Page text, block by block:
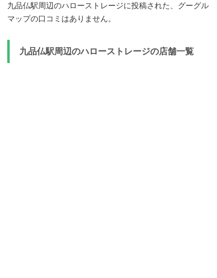
九品仏駅周辺のハローストレージに投稿された、グーグル
マップの口コミはありません。
九品仏駅周辺のハローストレージの店舗一覧